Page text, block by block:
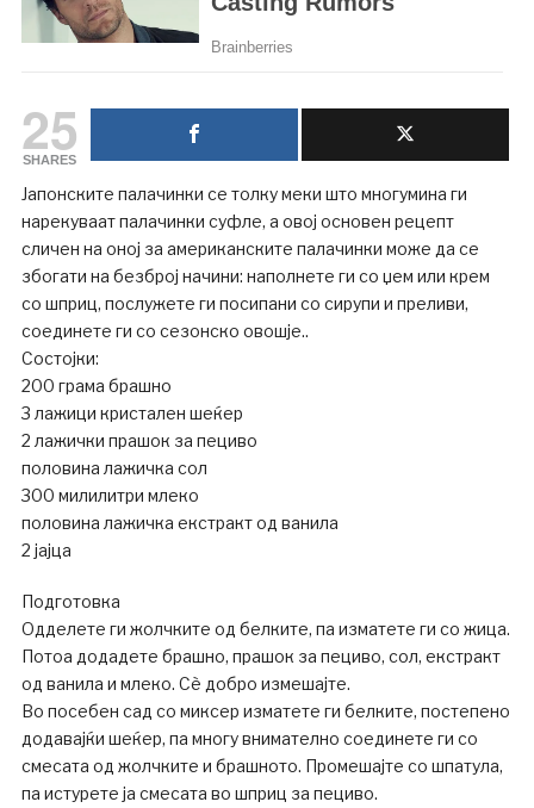
25
SHARES
Јапонските палачинки се толку меки што многумина ги
нарекуваат палачинки суфле, а овој основен рецепт
сличен на оној за американските палачинки може да се
збогати на безброј начини: наполнете ги со џем или крем
со шприц, послужете ги посипани со сирупи и преливи,
соединете ги со сезонско овошје..
Состојки:
200 грама брашно
3 лажици кристален шеќер
2 лажички прашок за пециво
половина лажичка сол
300 милилитри млеко
половина лажичка екстракт од ванила
2 јајца
Подготовка
Одделете ги жолчките од белките, па изматете ги со жица.
Потоа додадете брашно, прашок за пециво, сол, екстракт
од ванила и млеко. Сè добро измешајте.
Во посебен сад со миксер изматете ги белките, постепено
додавајќи шеќер, па многу внимателно соединете ги со
смесата од жолчките и брашното. Промешајте со шпатула,
па истурете ја смесата во шприц за пециво.